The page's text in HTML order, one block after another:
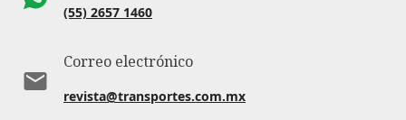
(55) 2657 1460
Correo electrónico
revista@transportes.com.mx